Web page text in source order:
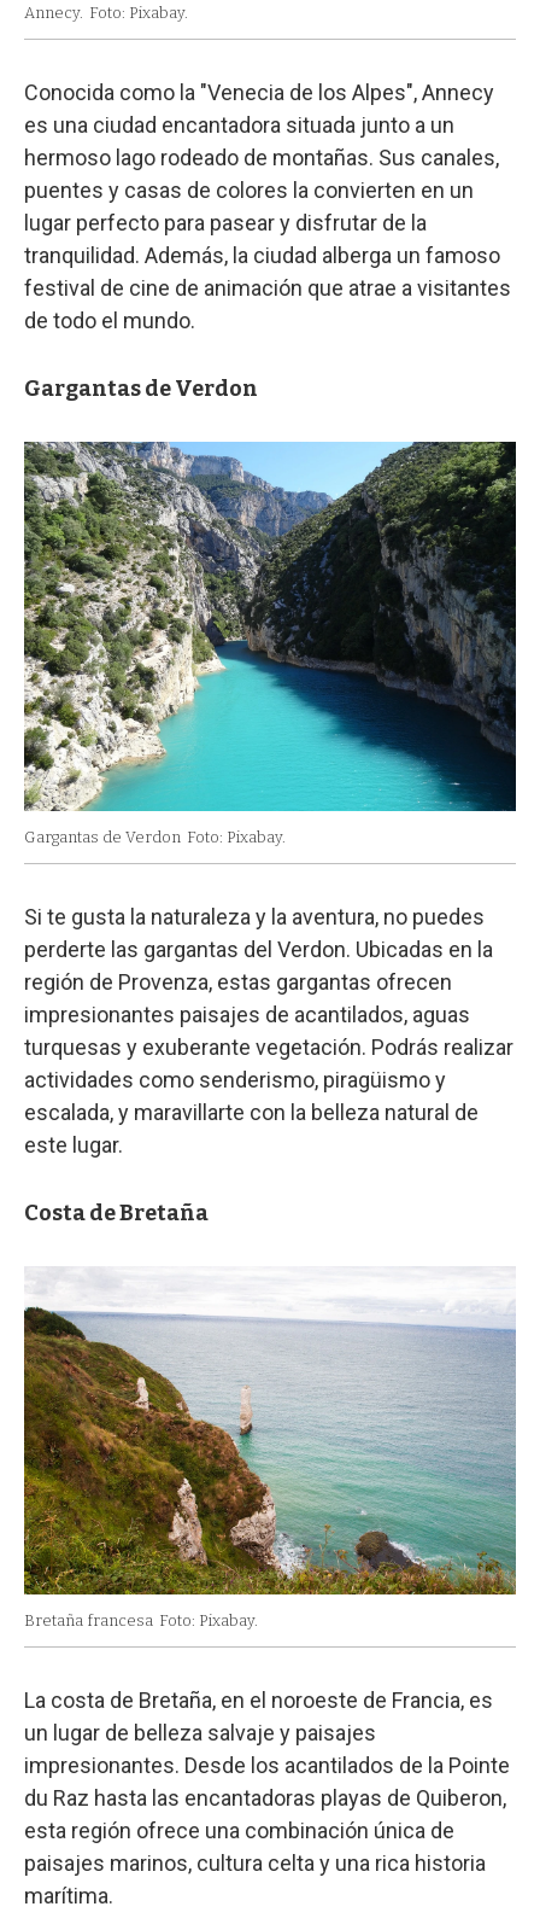
Annecy. Foto: Pixabay.
Conocida como la "Venecia de los Alpes", Annecy
es una ciudad encantadora situada junto a un
hermoso lago rodeado de montañas. Sus canales,
puentes y casas de colores la convierten en un
lugar perfecto para pasear y disfrutar de la
tranquilidad. Además, la ciudad alberga un famoso
festival de cine de animación que atrae a visitantes
de todo el mundo.
Gargantas de Verdon
Gargantas de Verdon Foto: Pixabay.
Si te gusta la naturaleza y la aventura, no puedes
perderte las gargantas del Verdon. Ubicadas en la
región de Provenza, estas gargantas ofrecen
impresionantes paisajes de acantilados, aguas
turquesas y exuberante vegetación. Podrás realizar
actividades como senderismo, piragüismo y
escalada, y maravillarte con la belleza natural de
este lugar.
Costa de Bretaña
Bretaña francesa Foto: Pixabay.
La costa de Bretaña, en el noroeste de Francia, es
un lugar de belleza salvaje y paisajes
impresionantes. Desde los acantilados de la Pointe
du Raz hasta las encantadoras playas de Quiberon,
esta región ofrece una combinación única de
paisajes marinos, cultura celta y una rica historia
marítima.